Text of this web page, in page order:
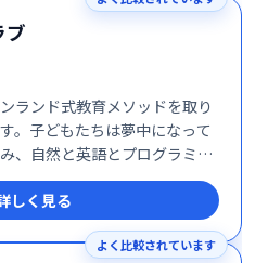
ブ
ランド式教育メソッドを取り
。子どもたちは夢中になって
、自然と英語とプログラミン
プログラミング学習を考えて
に繋がる習い事としておすす
しく見る
よく比較されています